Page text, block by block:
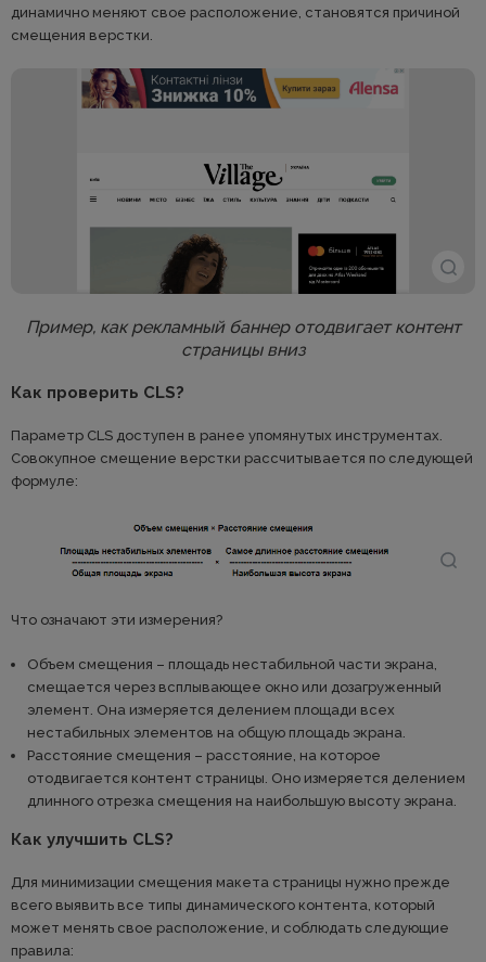
динамично меняют свое расположение, становятся причиной
смещения верстки.
Пример, как рекламный баннер отодвигает контент
страницы вниз
Как проверить CLS?
Параметр CLS доступен в ранее упомянутых инструментах.
Совокупное смещение верстки рассчитывается по следующей
формуле:
Что означают эти измерения?
Объем смещения – площадь нестабильной части экрана,
смещается через всплывающее окно или дозагруженный
элемент. Она измеряется делением площади всех
нестабильных элементов на общую площадь экрана.
Расстояние смещения – расстояние, на которое
отодвигается контент страницы. Оно измеряется делением
длинного отрезка смещения на наибольшую высоту экрана.
Как улучшить CLS?
Для минимизации смещения макета страницы нужно прежде
всего выявить все типы динамического контента, который
может менять свое расположение, и соблюдать следующие
правила: